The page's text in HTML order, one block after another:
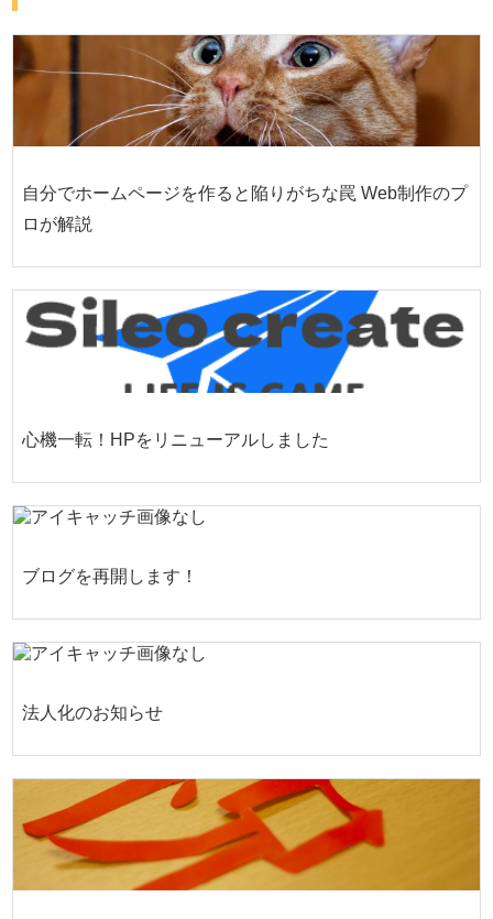
自分でホームページを作ると陥りがちな罠 Web制作のプ
ロが解説
心機一転！HPをリニューアルしました
ブログを再開します！
法人化のお知らせ